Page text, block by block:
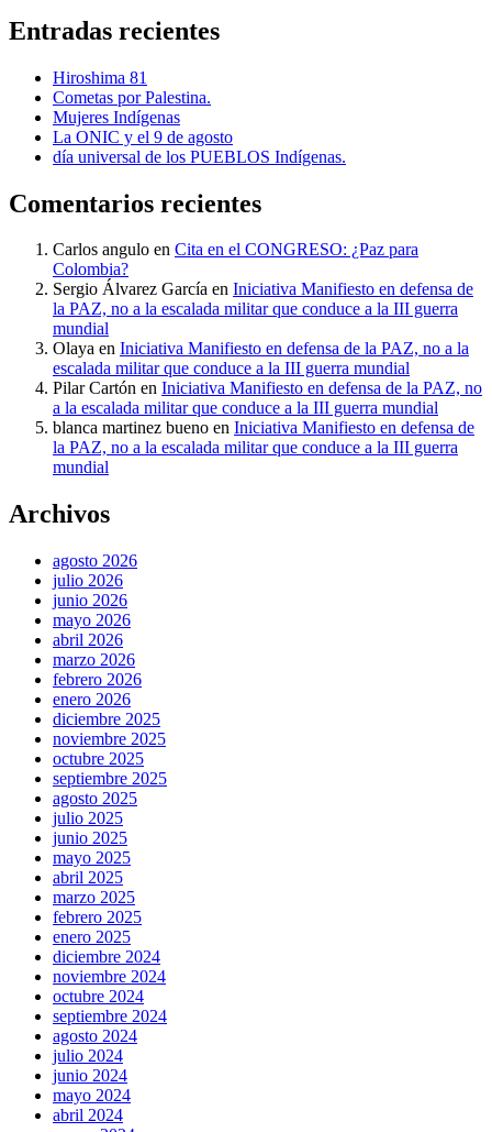
Entradas recientes
Hiroshima 81
Cometas por Palestina.
Mujeres Indígenas
La ONIC y el 9 de agosto
día universal de los PUEBLOS Indígenas.
Comentarios recientes
Carlos angulo en Cita en el CONGRESO: ¿Paz para
Colombia?
Sergio Álvarez García en Iniciativa Manifiesto en defensa de
la PAZ, no a la escalada militar que conduce a la III guerra
mundial
Olaya en Iniciativa Manifiesto en defensa de la PAZ, no a la
escalada militar que conduce a la III guerra mundial
Pilar Cartón en Iniciativa Manifiesto en defensa de la PAZ, no
a la escalada militar que conduce a la III guerra mundial
blanca martinez bueno en Iniciativa Manifiesto en defensa de
la PAZ, no a la escalada militar que conduce a la III guerra
mundial
Archivos
agosto 2026
julio 2026
junio 2026
mayo 2026
abril 2026
marzo 2026
febrero 2026
enero 2026
diciembre 2025
noviembre 2025
octubre 2025
septiembre 2025
agosto 2025
julio 2025
junio 2025
mayo 2025
abril 2025
marzo 2025
febrero 2025
enero 2025
diciembre 2024
noviembre 2024
octubre 2024
septiembre 2024
agosto 2024
julio 2024
junio 2024
mayo 2024
abril 2024